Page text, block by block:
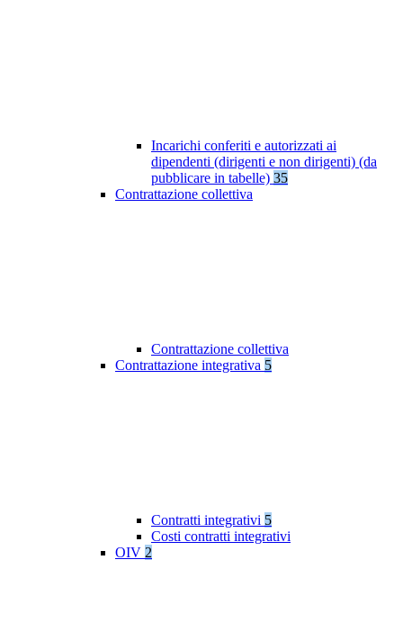
Incarichi conferiti e autorizzati ai
dipendenti (dirigenti e non dirigenti) (da
pubblicare in tabelle) 35
Contrattazione collettiva
Contrattazione collettiva
Contrattazione integrativa 5
Contratti integrativi 5
Costi contratti integrativi
OIV 2